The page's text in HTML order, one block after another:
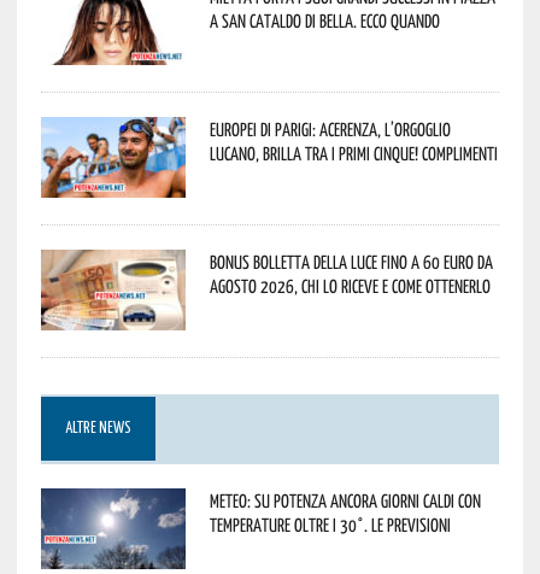
a San Cataldo di Bella. Ecco quando
Europei di Parigi: Acerenza, l’orgoglio
lucano, brilla tra i primi cinque! Complimenti
Bonus bolletta della luce fino a 60 euro da
agosto 2026, chi lo riceve e come ottenerlo
ALTRE NEWS
Meteo: su Potenza ancora giorni caldi con
temperature oltre i 30°. Le previsioni